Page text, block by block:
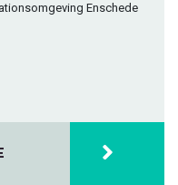
Enschede